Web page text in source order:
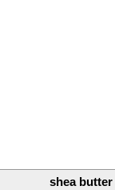
shea butter